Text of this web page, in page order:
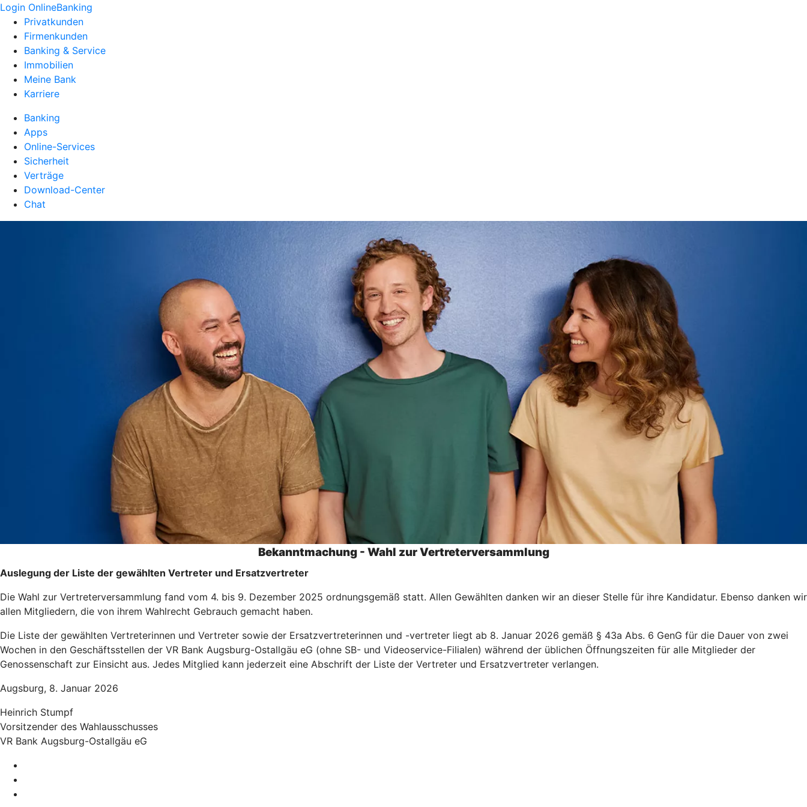
Login OnlineBanking
Privatkunden
Firmenkunden
Banking & Service
Immobilien
Meine Bank
Karriere
Banking
Apps
Online-Services
Sicherheit
Verträge
Download-Center
Chat
Bekanntmachung - Wahl zur Vertreterversammlung
Auslegung der Liste der gewählten Vertreter und Ersatzvertreter
Die Wahl zur Vertreterversammlung fand vom 4. bis 9. Dezember 2025 ordnungsgemäß statt. Allen Gewählten danken wir an dieser Stelle für ihre Kandidatur. Ebenso danken wir
allen Mitgliedern, die von ihrem Wahlrecht Gebrauch gemacht haben.
Die Liste der gewählten Vertreterinnen und Vertreter sowie der Ersatzvertreterinnen und -vertreter liegt ab 8. Januar 2026 gemäß § 43a Abs. 6 GenG für die Dauer von zwei
Wochen in den Geschäftsstellen der VR Bank Augsburg-Ostallgäu eG (ohne SB- und Videoservice-Filialen) während der üblichen Öffnungszeiten für alle Mitglieder der
Genossenschaft zur Einsicht aus. Jedes Mitglied kann jederzeit eine Abschrift der Liste der Vertreter und Ersatzvertreter verlangen.
Augsburg, 8. Januar 2026
Heinrich Stumpf
Vorsitzender des Wahlausschusses
VR Bank Augsburg-Ostallgäu eG